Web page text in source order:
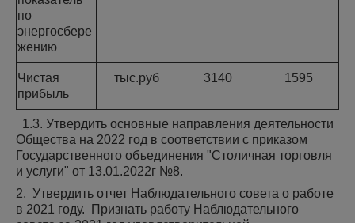
по
энергосбере
жению
Чистая
прибыль
тыс.руб 3140 1595
1.3. Утвердить основные направления деятельности
Общества на 2022 год в соответствии с приказом
Государственного объединения "Столичная торговля
и услуги" от 13.01.2022г №8.
2. Утвердить отчет Наблюдательного совета о работе
в 2021 году. Признать работу Наблюдательного